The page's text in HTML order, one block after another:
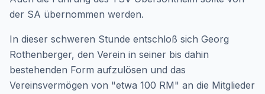
der SA übernommen werden.
In dieser schweren Stunde entschloß sich Georg
Rothenberger, den Verein in seiner bis dahin
bestehenden Form aufzulösen und das
Vereinsvermögen von "etwa 100 RM" an die Mitglieder